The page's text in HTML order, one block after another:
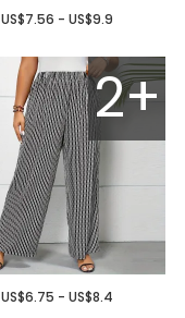
US$7.56 - US$9.9
2+
US$6.75 - US$8.4